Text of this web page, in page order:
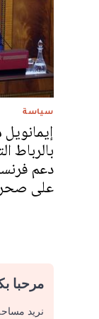
سياسة
بالرباط
دعم
على
مرحبا
نريد